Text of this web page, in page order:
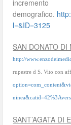
incremento
demografico.
l=&ID=3125
SAN DONATO DI
http://
rupestre d S. Vito con
SANT’AGATA DI